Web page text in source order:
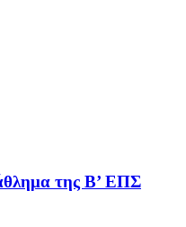
της Β’ ΕΠΣ